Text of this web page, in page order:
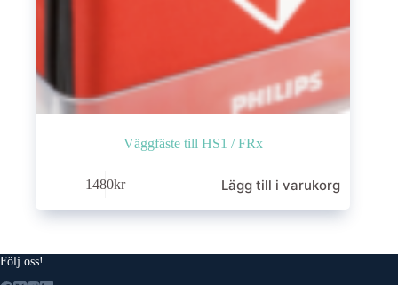
Väggfäste till HS1 / FRx
1480kr Lägg till i varukorg
Följ oss!